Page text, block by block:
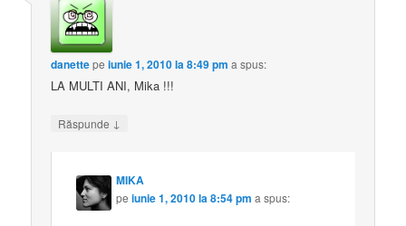
danettepeiunie 1, 2010 la 8:49 pm a spus:
LA MULTI ANI, Mika !!!
Răspunde ↓
MIKA
peiunie 1, 2010 la 8:54 pm a spus: